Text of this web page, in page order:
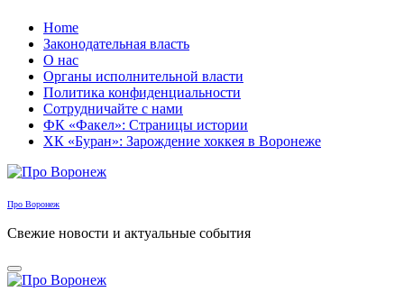
Перейти
содержанию
Home
Законодательная власть
О нас
Органы исполнительной власти
Политика конфиденциальности
Сотрудничайте с нами
ФК «Факел»: Страницы истории
ХК «Буран»: Зарождение хоккея в Воронеже
Про Воронеж
Свежие новости и актуальные события